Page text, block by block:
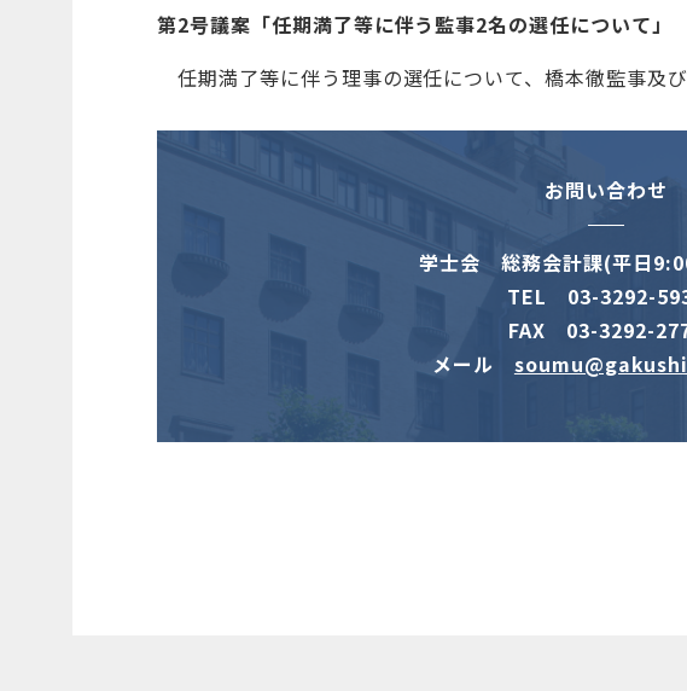
第2号議案「任期満了等に伴う監事2名の選任について」
任期満了等に伴う理事の選任について、橋本徹監事及
お問い合わせ
学士会 総務会計課(平日
TEL 03-3292-
FAX 03-3292-
メール